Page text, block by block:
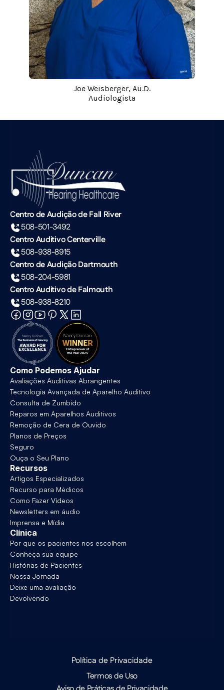
Joe Weisberger, Au.D.
Audiologista
Centro de Audição de Fall River
508-501-3492
Centro Auditivo Centerville
508-938-8915
Centro de Audição Dartmouth
508-204-5981
Centro Auditivo de Falmouth
508-938-8210
Como Podemos Ajudar
Avaliações Auditivas Abrangentes
Tecnologia Avançada de Aparelho Auditivo
Consulta de Zumbido
Reparos em Aparelhos Auditivos
Remoção de Cera de Ouvido
Planos de Preços
Seguro
Ouça o Seu Plano
Recursos
Artigos Especializados
Recurso para Médicos
Como Fazer Vídeos
Newsletters em áudio
Imprensa e Mídia
Clínica
Por que os pacientes nos escolhem
Conheça sua equipe
Histórias de Pacientes
Nossa Jornada
Deixe uma avaliação
Devolvendo
Política de Privacidade
Termos de Uso